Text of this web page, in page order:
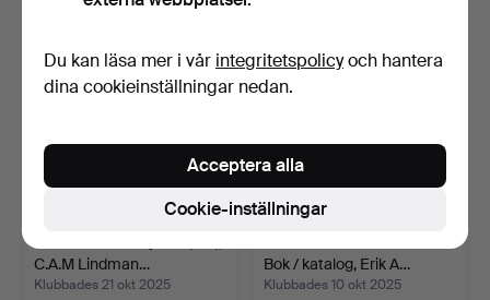
C.A.M Lindman…
Klubbades 21 okt 2025
Bok / katalog, Erik A…
Klubbades 10 okt 2025
Du kan läsa mer i vår integritetspolicyoch hantera
dina cookieinställningar nedan.
Cookie-inställningar
Acceptera alla